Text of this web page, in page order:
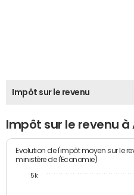
Impôt sur le revenu
Impôt sur le revenu
Evolution de l'impôt moyen sur le
ministère de l'Economie)
5k